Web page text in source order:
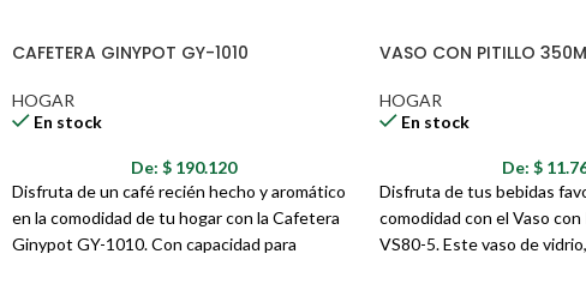
CAFETERA GINYPOT GY-1010
HOGAR
En stock
De: $190.120
Disfruta de un café recién hecho y aromático
en la comodidad de tu hogar con la Cafetera
Ginypot GY-1010. Con capacidad para
VASO CON PITILLO
HOGAR
En stock
De:$
Disfruta de tus bebidas
comodidad con el Vaso
VS80-5. Este vaso de